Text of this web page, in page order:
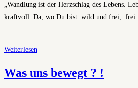
„Wandlung ist der Herzschlag des Lebens.
kraftvoll. Da, wo Du bist: wild und
…
Weiterlesen
der
Was uns bewegt ? !